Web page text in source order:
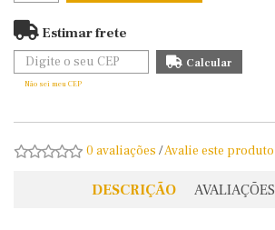
Estimar frete
Não sei meu CEP
0 avaliações /Avalie este produto
DESCRIÇÃO